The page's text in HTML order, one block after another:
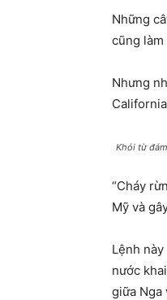
Những
cũng làm
Nhưng
Khói từ
“Cháy
Mỹ và
Lệnh
nước
giữa Nga